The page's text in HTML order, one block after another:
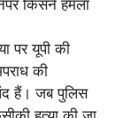
किसने हमला
पर यूपी की
की
हैं। जब पुलिस